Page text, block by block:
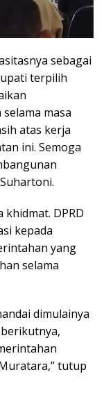
sebagai
terpilih
masa
atas kerja
ini. Semoga
DPRD
kepada
yang
selama
dimulainya
tutup